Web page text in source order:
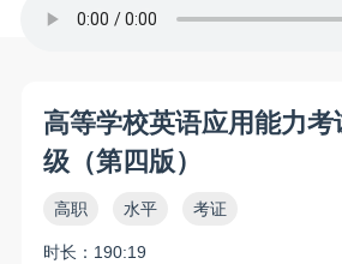
高等学校英语应用能力
级（第四版）
高职 水平 考证
时长：190:19